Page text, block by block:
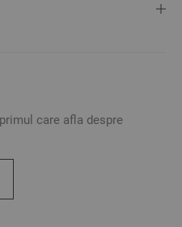
care afla despre